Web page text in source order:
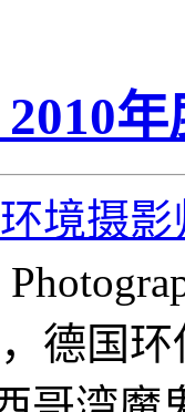
2010
境摄
德国